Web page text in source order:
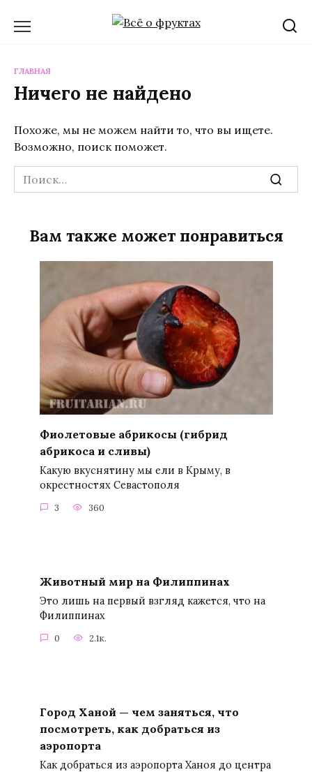
ГЛАВНАЯ
Ничего не найдено
Похоже, мы не можем найти то, что вы ищете.
Возможно, поиск поможет.
Search
for:
Вам также может понравиться
Фиолетовые абрикосы (гибрид
абрикоса и сливы)
Какую вкуснятину мы ели в Крыму, в
окрестностях Севастополя
3 360
Животный мир на Филиппинах
Это лишь на первый взгляд кажется, что на
Филиппинах
0 2.1к.
Город Ханой — чем заняться, что
посмотреть, как добраться из
аэропорта
Как добраться из аэропорта Ханоя до центра